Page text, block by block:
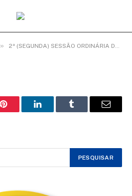
» 2ª (SEGUNDA) SESSÃO ORDINÁRIA DO 3º PERÍODO LEGISLATIVO DA 20ª LEGISLATURA.
Pinterest LinkedInTumblr Email